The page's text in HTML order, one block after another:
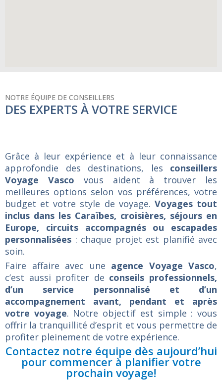
NOTRE ÉQUIPE DE CONSEILLERS
DES EXPERTS À VOTRE SERVICE
Grâce à leur expérience et à leur connaissance
approfondie des destinations, les conseillers
Voyage Vasco vous aident à trouver les
meilleures options selon vos préférences, votre
budget et votre style de voyage. Voyages tout
inclus dans les Caraïbes, croisières, séjours en
Europe, circuits accompagnés ou escapades
personnalisées : chaque projet est planifié avec
soin.
Faire affaire avec une agence Voyage Vasco,
c’est aussi profiter de conseils professionnels,
d’un service personnalisé et d’un
accompagnement avant, pendant et après
votre voyage. Notre objectif est simple : vous
offrir la tranquillité d’esprit et vous permettre de
profiter pleinement de votre expérience.
Contactez notre équipe dès aujourd’hui
pour commencer à planifier votre
prochain voyage!